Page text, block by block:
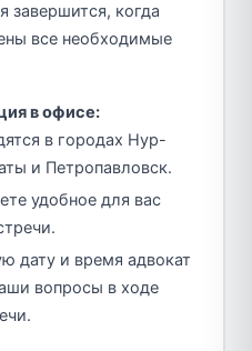
завершится, когда
все необходимые
в офисе:
в городах Нур-
и Петропавловск.
удобное для вас
дату и время адвокат
вопросы в ходе